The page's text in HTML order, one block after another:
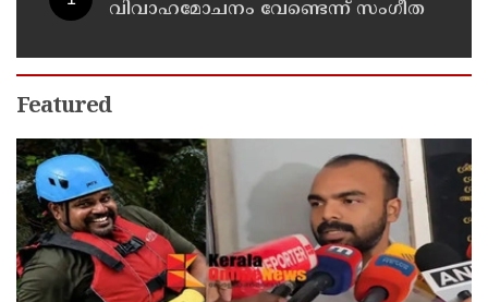
വിവാഹമോചനം വേണ്ടെന്ന് സംഗീത
Featured